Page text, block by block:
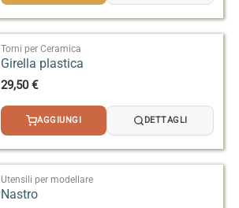
14,50 €
Torni per Ceramica
Girella plastica
29,50€
AGGIUNGI DETTAGLI
Utensili per modellare
Nastro